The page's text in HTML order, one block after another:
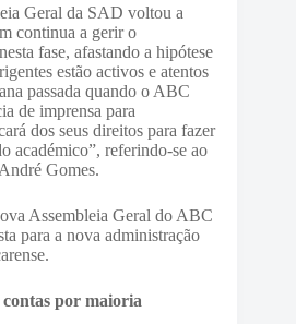
Geral da SAD voltou a
continua a gerir o
fase, afastando a hipótese
estão activos e atentos
passada quando o ABC
de imprensa para
dos seus direitos para fazer
académico”, referindo-se ao
Gomes.
Assembleia Geral do ABC
para a nova administração
por maioria